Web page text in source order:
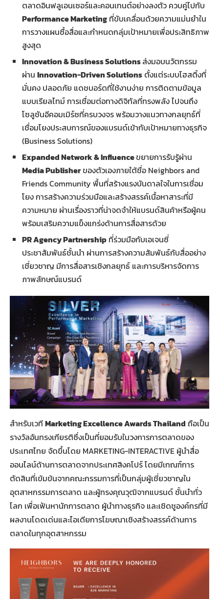
ตลาดอินฟลูเอนเซอร์และคอนเทนต์อย่างลงตัว ควบคู่ไปกับ
Performance Marketing ที่ขับเคลื่อนด้วยความแม่นยำใน
การวางแผนซื้อสื่อและกำหนดกลุ่มเป้าหมายเพื่อประสิทธิภาพ
สูงสุด
Innovation & Business Solutionsส่งมอบนวัตกรรม
ผ่าน Innovation-Driven Solutions ตั้งแต่ระบบโฮสติ้งที่
มั่นคง ปลอดภัย แดชบอร์ดที่ใช้งานง่าย การติดตามข้อมูล
แบบเรียลไทม์ การเชื่อมต่อทางดิจิทัลที่ทรงพลัง ไปจนถึง
โซลูชันอีคอมเมิร์ซที่ครบวงจร พร้อมวางแนวทางกลยุทธ์ที่
เชื่อมโยงประสบการณ์ของแบรนด์เข้ากับเป้าหมายทางธุรกิจ
(Business Solutions)
Expanded Network & Influenceขยายการรับรู้ผ่าน
Media Publisherของตัวเองภายใต้ชื่อ Neighbors and
Friends Community พื้นที่สร้างแรงบันดาลใจในการเชื่อม
โยง การสร้างความร่วมมือและสร้างสรรค์เนื้อหาสาระที่มี
ความหมาย ผ่านเรื่องราวที่น่าจดจำให้แบรนด์สินค้าหรือผู้คน
พร้อมเสริมความแข็งแกร่งด้านการสื่อสารด้วย
PR Agency Partnership ที่ร่วมมือกับเอเจนซี่
ประชาสัมพันธ์ชั้นนำ ผ่านการสร้างความสัมพันธ์กับสื่ออย่าง
เชี่ยวชาญ มีการสื่อสารเชิงกลยุทธ์ และการบริหารจัดการ
ภาพลักษณ์แบรนด์
สำหรับเวทีMarketing Excellence Awards Thailand ถือเป็น
รางวัลอันทรงเกียรติซึ่งเป็นที่ยอมรับในวงการการตลาดของ
ประเทศไทย จัดขึ้นโดย MARKETING-INTERACTIVE ผู้นำสื่อ
ออนไลน์ด้านการตลาดจากประเทศสิงคโปร์ โดยมีเกณฑ์การ
ตัดสินที่เข้มข้นจากคณะกรรมการที่เป็นกลุ่มผู้เชี่ยวชาญใน
อุตสาหกรรมการตลาด และผู้ทรงคุณวุฒิจากแบรนด์ ชั้นนำทั่ว
โลก เพื่อเฟ้นหานักการตลาด ผู้นำทางธุรกิจ และเชิดชูองค์กรที่มี
ผลงานโดดเด่นและไอเดียการโฆษณาเชิงสร้างสรรค์ด้านการ
ตลาดในทุกอุตสาหกรรม